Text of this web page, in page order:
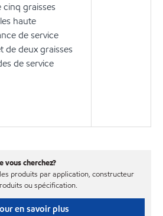
cinq graisses
haute
de service
de deux graisses
de service
vous cherchez?
produits par application, constructeur
ou spécification.
en savoir plus